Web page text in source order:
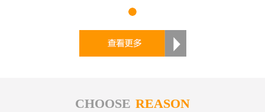
CHOOSE REASON